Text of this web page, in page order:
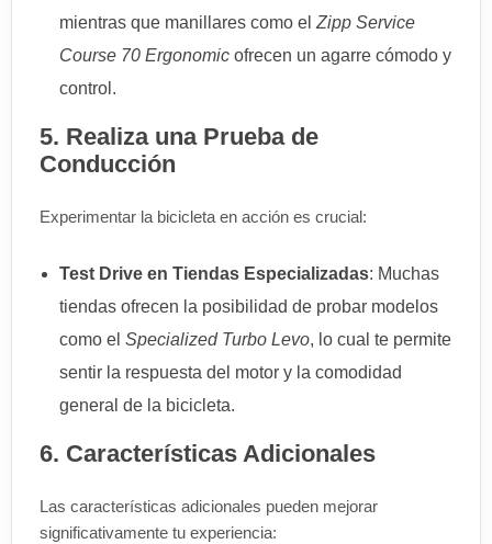
mientras que manillares como el Zipp Service
Course 70 Ergonomicofrecen un agarre cómodo y
control.
5. Realiza una Prueba de
Conducción
Experimentar la bicicleta en acción es crucial:
Test Drive en Tiendas Especializadas: Muchas
tiendas ofrecen la posibilidad de probar modelos
como el Specialized Turbo Levo, lo cual te permite
sentir la respuesta del motor y la comodidad
general de la bicicleta.
6. Características Adicionales
Las características adicionales pueden mejorar
significativamente tu experiencia: